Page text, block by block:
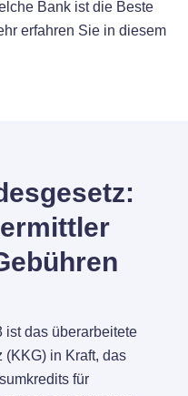
Bank ist die Beste
erfahren Sie in diesem
ist das überarbeitete
(KKG) in Kraft, das
für